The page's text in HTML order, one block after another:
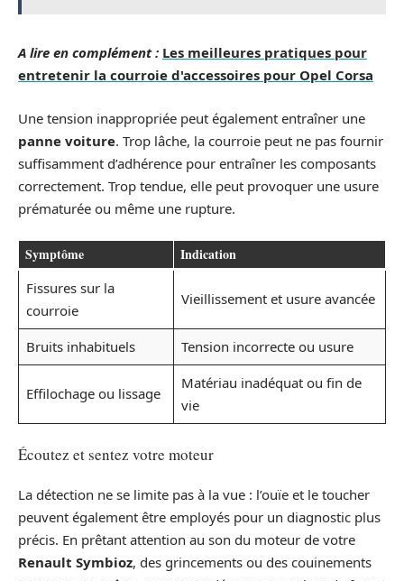
A lire en complément : Les meilleures pratiques pour
entretenir la courroie d'accessoires pour Opel Corsa
Une tension inappropriée peut également entraîner une
panne voiture. Trop lâche, la courroie peut ne pas fournir
suffisamment d’adhérence pour entraîner les composants
correctement. Trop tendue, elle peut provoquer une usure
prématurée ou même une rupture.
Symptôme Indication
Fissures sur la
courroie
Vieillissement et usure avancée
Bruits inhabituels Tension incorrecte ou usure
Effilochage ou lissage
Matériau inadéquat ou fin de
vie
Écoutez et sentez votre moteur
La détection ne se limite pas à la vue : l’ouïe et le toucher
peuvent également être employés pour un diagnostic plus
précis. En prêtant attention au son du moteur de votre
Renault Symbioz, des grincements ou des couinements